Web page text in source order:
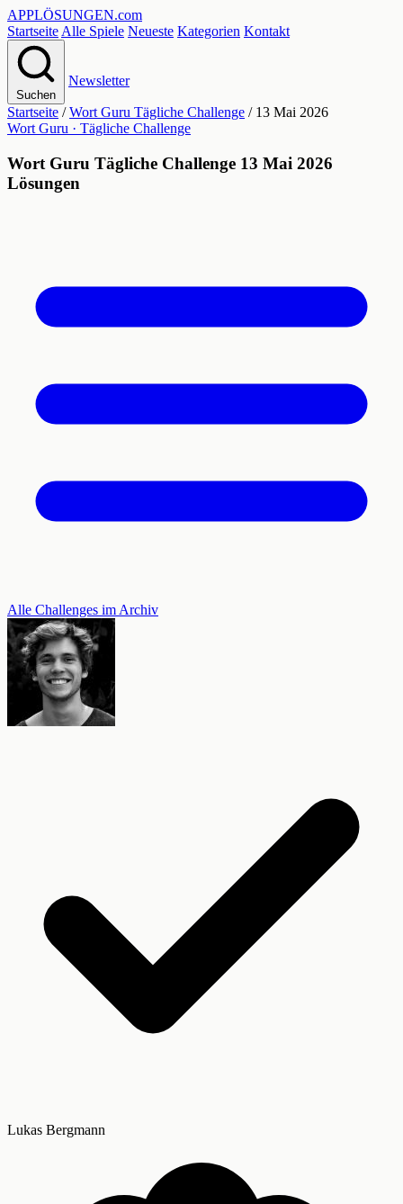
APPLÖSUNGEN.com
Startseite Alle Spiele Neueste Kategorien Kontakt
Suchen
Newsletter
Startseite / Wort Guru Tägliche Challenge / 13 Mai 2026
Wort Guru · Tägliche Challenge
Wort Guru Tägliche Challenge 13 Mai 2026
Lösungen
Alle Challenges im Archiv
Lukas Bergmann